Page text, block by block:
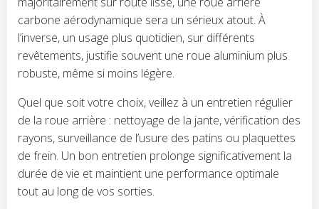
carbone aérodynamique sera un sérieux atout. À
l’inverse, un usage plus quotidien, sur différents
revêtements, justifie souvent une roue aluminium plus
robuste, même si moins légère.
Quel que soit votre choix, veillez à un entretien régulier
de la roue arrière : nettoyage de la jante, vérification des
rayons, surveillance de l’usure des patins ou plaquettes
de frein. Un bon entretien prolonge significativement la
durée de vie et maintient une performance optimale
tout au long de vos sorties.